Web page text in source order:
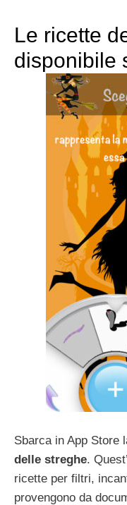
Le ricette
disponibile
Sbarca in App Store
delle streghe.
ricette per filtri,
provengono da